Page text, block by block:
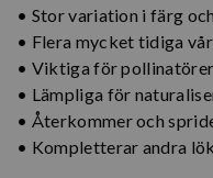
• Stor variation i färg
• Flera mycket tidiga
• Viktiga för pollinatörer
• Lämpliga för
• Återkommer och
• Kompletterar andra